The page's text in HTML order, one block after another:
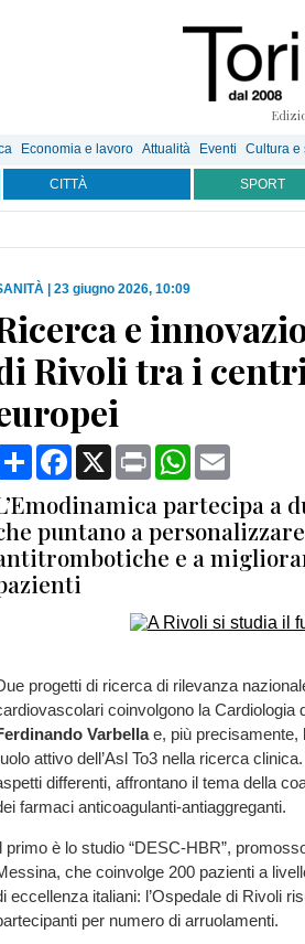
Economia e lavoro Attualità Eventi Cultura e
CITTÀ SPORT
23 giugno 2026, 10:09
e
Rivoli tra i
CondividiFacebook
X Print WhatsApp
partecipa a
puntano a
e a
progetti di ricerca di rilevanza
coinvolgono la Cardiologia
Varbellae, più precisamente,
attivo dell’Asl To3 nella ricerca
differenti, affrontano il tema della
farmaci anticoagulanti-antiaggreganti.
primo è lo studio “DESC-HBR”,
che coinvolge 200 pazienti a
eccellenza italiani: l’Ospedale di Rivoli
per numero di arruolamenti.